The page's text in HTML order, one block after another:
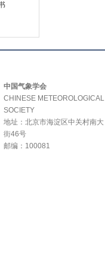
中国气象学会
CHINESE METEOROLOGICAL
SOCIETY
地址：北京市海淀区中关村南大
街46号
邮编：100081